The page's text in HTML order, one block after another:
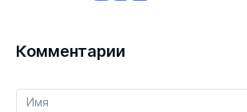
Комментарии